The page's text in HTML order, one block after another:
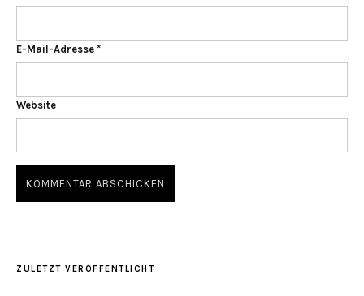
E-Mail-Adresse *
Website
ZULETZT VERÖFFENTLICHT